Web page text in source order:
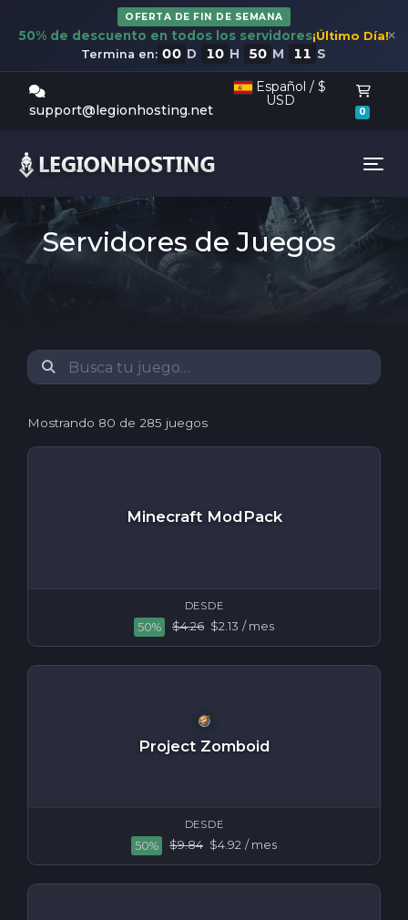
OFERTA DE FIN DE SEMANA
50% de descuento en todos los servidores¡Último Día!
Termina en: 00 D 10 H 50 M 10 S
×
support@legionhosting.net
USD
0
Servidores de Juegos
Mostrando 80 de 285 juegos
Minecraft ModPack
DESDE
50% $4.26 $2.13 / mes
Project Zomboid
DESDE
50% $9.84 $4.92 / mes